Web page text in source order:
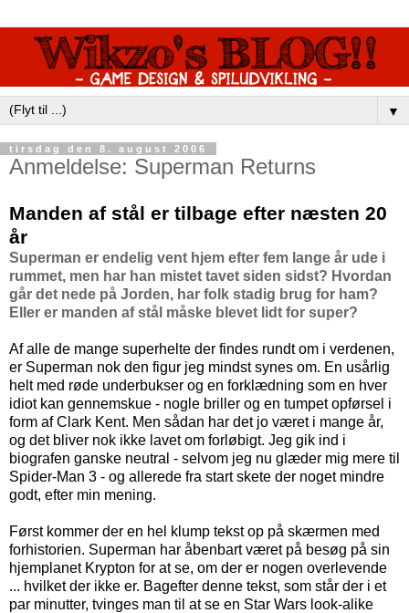
▼
tirsdag den 8. august 2006
Anmeldelse: Superman Returns
Manden af stål er tilbage efter næsten 20
år
Superman er endelig vent hjem efter fem lange år ude i
rummet, men har han mistet tavet siden sidst? Hvordan
går det nede på Jorden, har folk stadig brug for ham?
Eller er manden af stål måske blevet lidt for super?
Af alle de mange superhelte der findes rundt om i verdenen,
er Superman nok den figur jeg mindst synes om. En usårlig
helt med røde underbukser og en forklædning som en hver
idiot kan gennemskue - nogle briller og en tumpet opførsel i
form af Clark Kent. Men sådan har det jo været i mange år,
og det bliver nok ikke lavet om forløbigt. Jeg gik ind i
biografen ganske neutral - selvom jeg nu glæder mig mere til
Spider-Man 3 - og allerede fra start skete der noget mindre
godt, efter min mening.
Først kommer der en hel klump tekst op på skærmen med
forhistorien. Superman har åbenbart været på besøg på sin
hjemplanet Krypton for at se, om der er nogen overlevende
... hvilket der ikke er. Bagefter denne tekst, som står der i et
par minutter, tvinges man til at se en Star Wars look-alike